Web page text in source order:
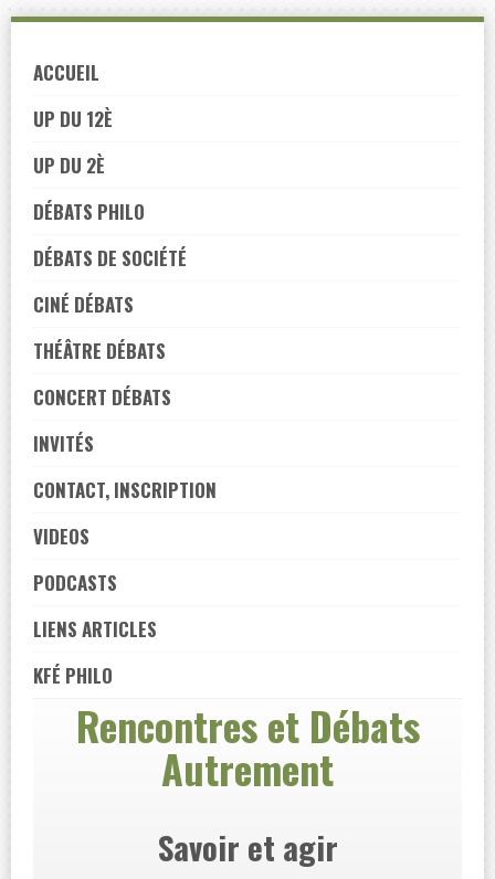
navigation
Skip
content
ACCUEIL
UP DU 12È
UP DU 2È
DÉBATS PHILO
DÉBATS DE SOCIÉTÉ
CINÉ DÉBATS
THÉÂTRE DÉBATS
CONCERT DÉBATS
INVITÉS
CONTACT, INSCRIPTION
VIDEOS
PODCASTS
LIENS ARTICLES
KFÉ PHILO
Rencontres et Débats
Autrement
Savoir et agir